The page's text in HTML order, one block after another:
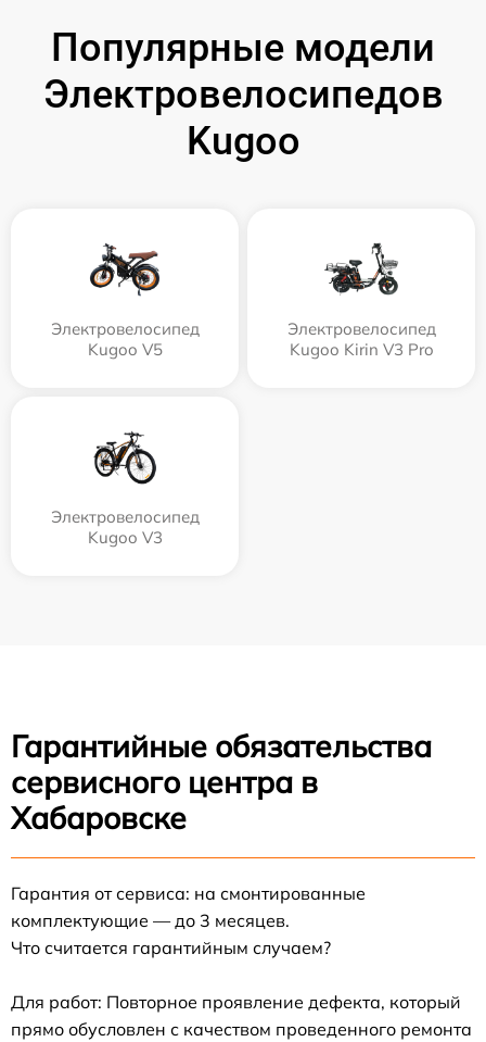
Популярные модели
Электровелосипедов
Kugoo
Электровелосипед
Kugoo V5
Электровелосипед
Kugoo Kirin V3 Pro
Электровелосипед
Kugoo V3
Гарантийные обязательства
сервисного центра в
Хабаровске
Гарантия от сервиса: на смонтированные
комплектующие — до 3 месяцев.
Что считается гарантийным случаем?
Для работ: Повторное проявление дефекта, который
прямо обусловлен с качеством проведенного ремонта